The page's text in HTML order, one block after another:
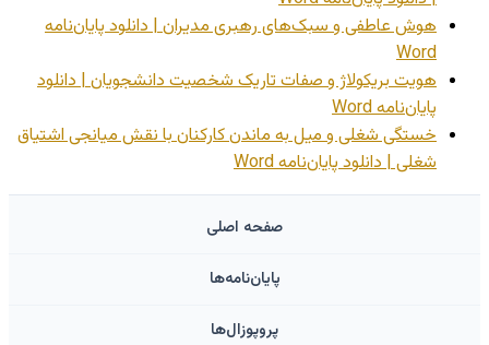
هوش عاطفی و سبک‌های رهبری مدیران | دانلود پایان‌نامه
Word
هویت بریکولاژ و صفات تاریک شخصیت دانشجویان | دانلود
پایان‌نامه Word
خستگی شغلی و میل به ماندن کارکنان با نقش میانجی اشتیاق
شغلی | دانلود پایان‌نامه Word
صفحه اصلی
پایان‌نامه‌ها
پروپوزال‌ها